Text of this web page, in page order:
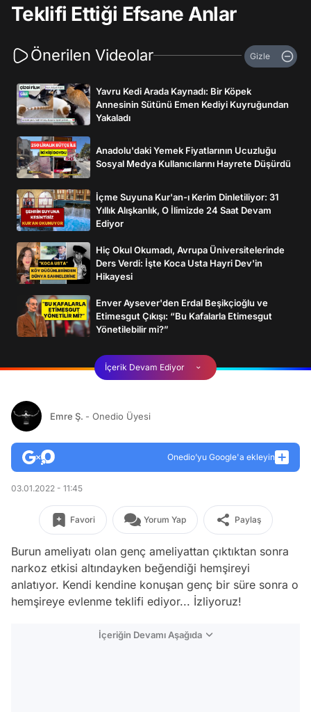
Teklifi Ettiği Efsane Anlar
Önerilen Videolar Gizle
Yavru Kedi Arada Kaynadı: Bir Köpek
Annesinin Sütünü Emen Kediyi Kuyruğundan
Yakaladı
Anadolu'daki Yemek Fiyatlarının Ucuzluğu
Sosyal Medya Kullanıcılarını Hayrete Düşürdü
İçme Suyuna Kur'an-ı Kerim Dinletiliyor: 31
Yıllık Alışkanlık, O İlimizde 24 Saat Devam
Ediyor
Hiç Okul Okumadı, Avrupa Üniversitelerinde
Ders Verdi: İşte Koca Usta Hayri Dev'in
Hikayesi
Enver Aysever'den Erdal Beşikçioğlu ve
Etimesgut Çıkışı: “Bu Kafalarla Etimesgut
Yönetilebilir mi?”
İçerik Devam Ediyor
Emre Ş. - Onedio Üyesi
Onedio’yu Google'a ekleyin
03.01.2022 - 11:45
Favori Yorum Yap Paylaş
Burun ameliyatı olan genç ameliyattan çıktıktan sonra
narkoz etkisi altındayken beğendiği hemşireyi
anlatıyor. Kendi kendine konuşan genç bir süre sonra o
hemşireye evlenme teklifi ediyor... İzliyoruz!
İçeriğin Devamı Aşağıda